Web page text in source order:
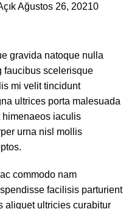
Ağustos 26, 20210
gravida natoque nulla
faucibus scelerisque
mi velit tincidunt
ultrices porta malesuada
himenaeos iaculis
urna nisl mollis
commodo nam
facilisis parturient
aliquet ultricies curabitur